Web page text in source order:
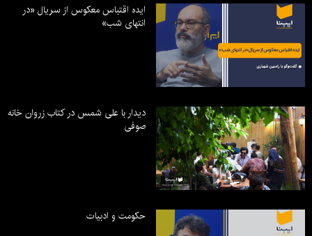
ایده اقتباس معکوس از سریال «در
انتهای شب»
دیدار با علی شمس در کتاب زروان خانه
صوفی
حکومت و ادبیات